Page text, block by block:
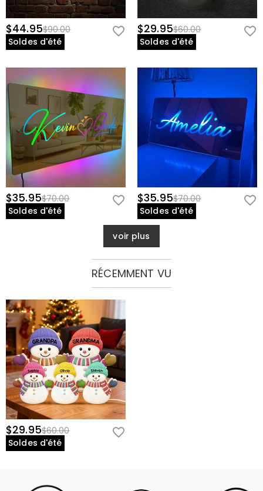
$44.95$90.00
Soldes d'été
$29.95$60.00
Soldes d'été
$35.95$70.00
Soldes d'été
$35.95$70.00
Soldes d'été
voir plus
RÉCEMMENT VU
$29.95$60.00
Soldes d'été